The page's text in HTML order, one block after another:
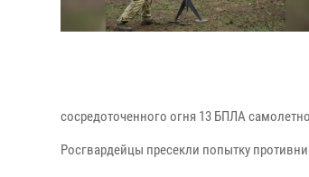
сосредоточенного огня 13 БПЛА
Росгвардейцы пресекли попытку